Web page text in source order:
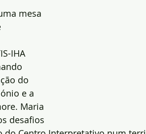
mesa
IHA
do
e a
Maria
desafios